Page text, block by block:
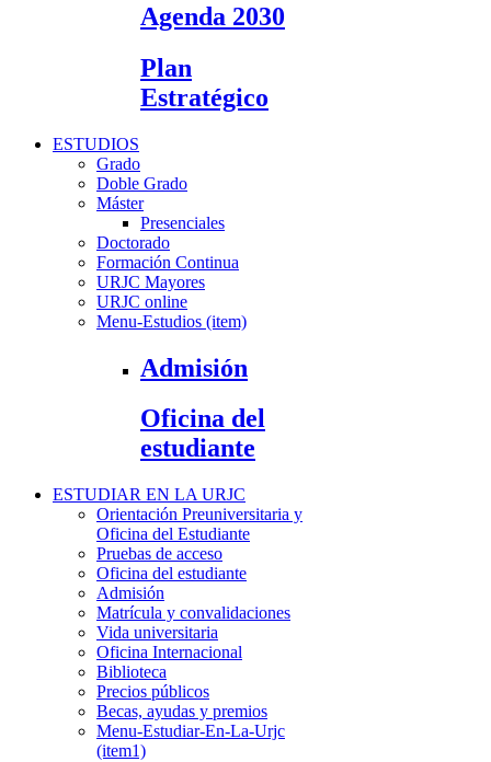
Agenda 2030
Plan
Estratégico
ESTUDIOS
Grado
Doble Grado
Máster
Presenciales
Doctorado
Formación Continua
URJC Mayores
URJC online
Menu-Estudios (item)
Admisión
Oficina del
estudiante
ESTUDIAR EN LA URJC
Orientación Preuniversitaria y
Oficina del Estudiante
Pruebas de acceso
Oficina del estudiante
Admisión
Matrícula y convalidaciones
Vida universitaria
Oficina Internacional
Biblioteca
Precios públicos
Becas, ayudas y premios
Menu-Estudiar-En-La-Urjc
(item1)